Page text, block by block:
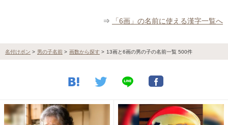
⇒ 「6画」の名前に使える漢字一覧へ
名付けポン > 男の子名前 > 画数から探す > 13画と6画の男の子の名前一覧 500件